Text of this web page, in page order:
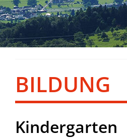
BILDUNG
Kindergarten